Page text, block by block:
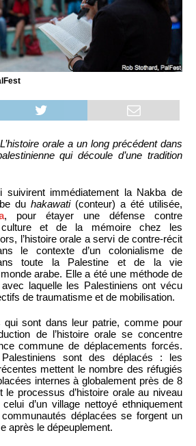
L’histoire orale a un long précédent dans
qui découle d’une tradition
suivirent immédiatement la Nakba de
du hakawati(conteur) a été utilisée,
, pour étayer une défense contre
culture et de la mémoire chez les
l’histoire orale a servi de contre-récit
le contexte d’un colonialisme de
toute la Palestine et de la vie
arabe. Elle a été une méthode de
laquelle les Palestiniens ont vécu
de traumatisme et de mobilisation.
qui sont dans leur patrie, comme pour
de l’histoire orale se concentre
commune de déplacements forcés.
sont des déplacés : les
mettent le nombre des réfugiés
internes à globalement près de 8
le processus d’histoire orale au niveau
d’un village nettoyé ethniquement
déplacées se forgent un
après le dépeuplement.